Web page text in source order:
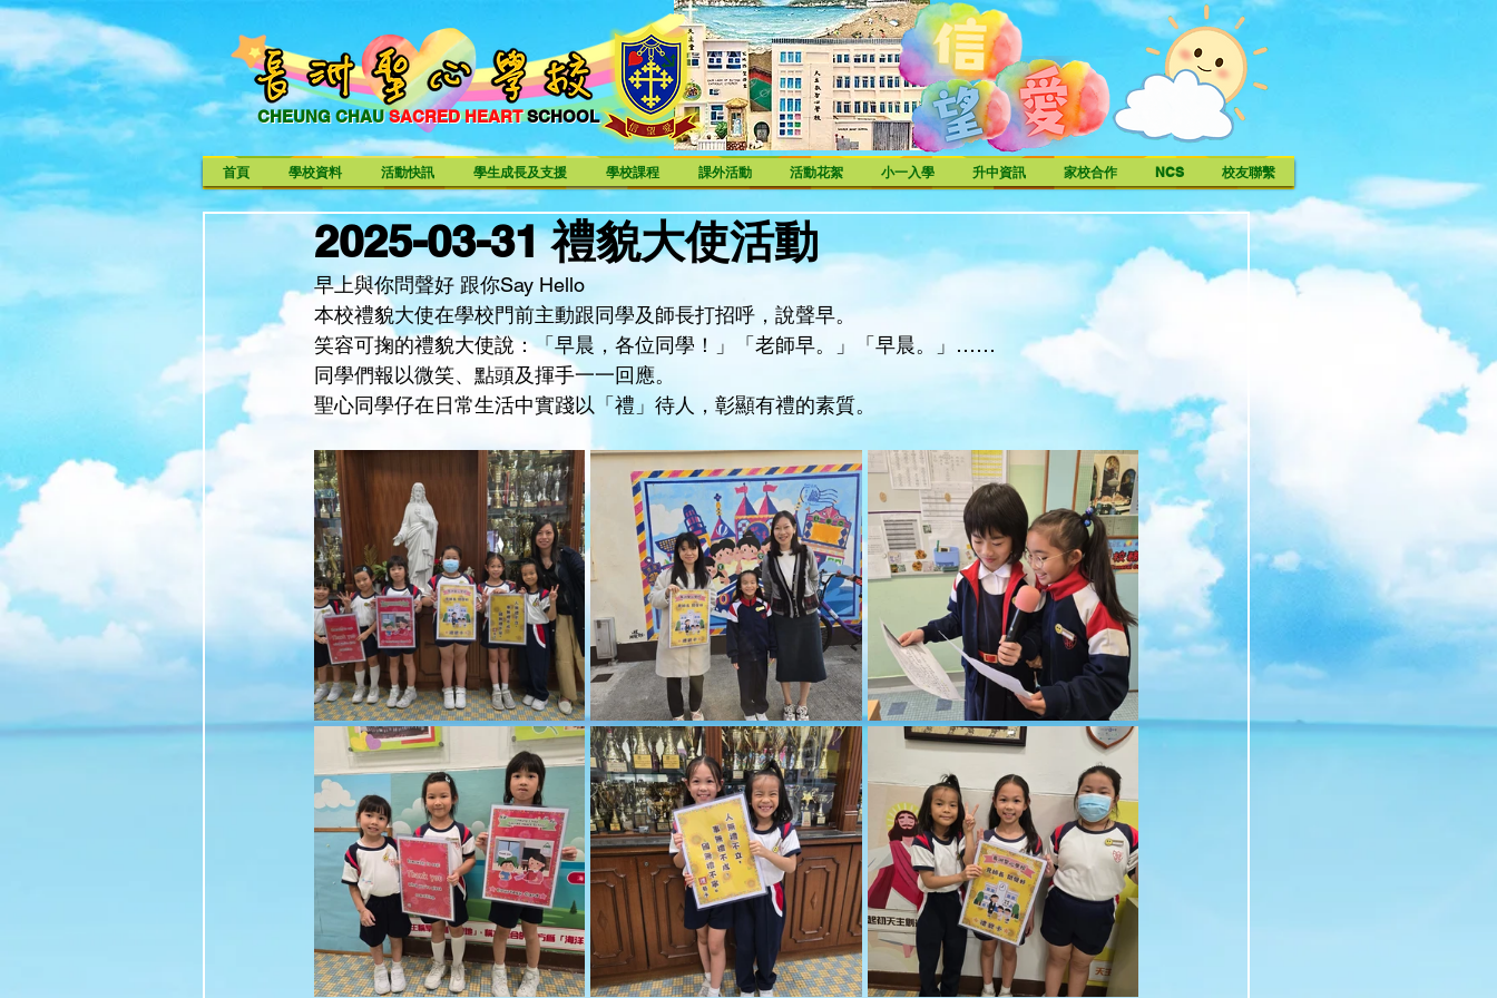
CHEUNG CHAU SACRED HEART SCHOOL
CHEUNG CHAU SACRED HEARTSCHOOL
首頁 學校資料 活動快訊 學生成長及支援 學校課程 課外活動 活動花絮 小一入學 升中資訊 家校合作 NCS 校友聯繫
2025-03-31 禮貌大使活動
早上與你問聲好 跟你Say Hello
本校禮貌大使在學校門前主動跟同學及師長打招呼，說聲早。
笑容可掬的禮貌大使說：「早晨，各位同學！」「老師早。」「早晨。」……
同學們報以微笑、點頭及揮手一一回應。
聖心同學仔在日常生活中實踐以「禮」待人，彰顯有禮的素質。